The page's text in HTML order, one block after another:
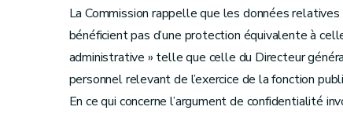
La Commission rappelle que les données
bénéficient pas d’une protection équivalente à
administrative » telle que celle du Directeur
personnel relevant de l’exercice de la fonction
En ce qui concerne l’argument de confidentialité